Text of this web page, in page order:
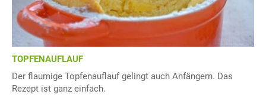
TOPFENAUFLAUF
Der flaumige Topfenauflauf gelingt auch Anfängern. Das
Rezept ist ganz einfach.